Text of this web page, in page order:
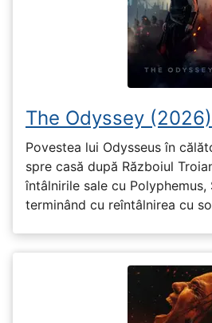
The Odyssey (2026)
Povestea lui Odysseus în
spre casă după Războiul
întâlnirile sale cu Polyphemus,
terminând cu reîntâlnirea cu